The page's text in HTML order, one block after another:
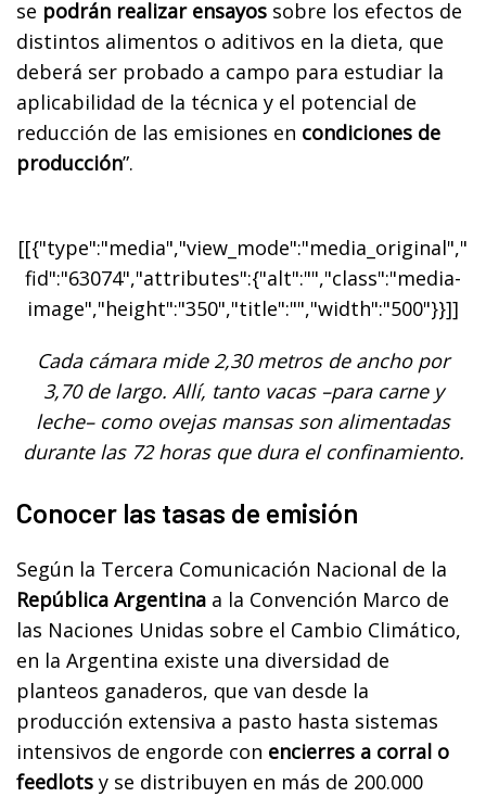
se podrán realizar ensayos sobre los efectos de
distintos alimentos o aditivos en la dieta, que
deberá ser probado a campo para estudiar la
aplicabilidad de la técnica y el potencial de
reducción de las emisiones en condiciones de
producción”.
[[{"type":"media","view_mode":"media_original","
fid":"63074","attributes":{"alt":"","class":"media-
image","height":"350","title":"","width":"500"}}]]
Cada cámara mide 2,30 metros de ancho por
3,70 de largo. Allí, tanto vacas –para carne y
leche– como ovejas mansas son alimentadas
durante las 72 horas que dura el confinamiento.
Conocer las tasas de emisión
Según la Tercera Comunicación Nacional de la
República Argentina a la Convención Marco de
las Naciones Unidas sobre el Cambio Climático,
en la Argentina existe una diversidad de
planteos ganaderos, que van desde la
producción extensiva a pasto hasta sistemas
intensivos de engorde con encierres a corral o
feedlots y se distribuyen en más de 200.000